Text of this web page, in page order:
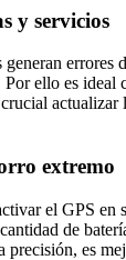
y servicios
generan errores
ello es ideal
actualizar
extremo
el GPS en
de
precisión, es